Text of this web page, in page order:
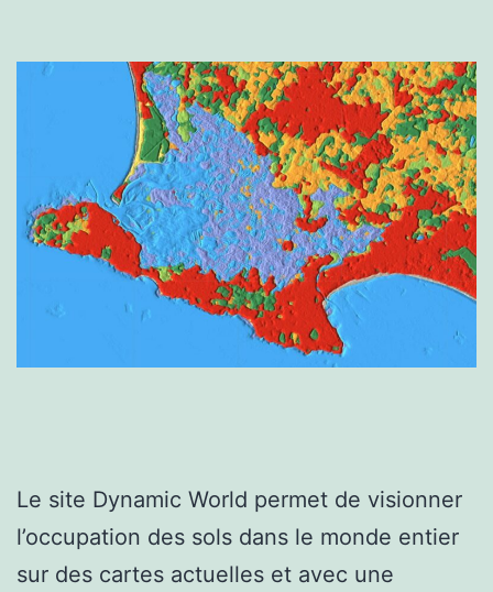
Le site Dynamic World permet de visionner
l’occupation des sols dans le monde entier
sur des cartes actuelles et avec une